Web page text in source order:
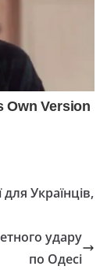
Українців,
удару
по Одесі